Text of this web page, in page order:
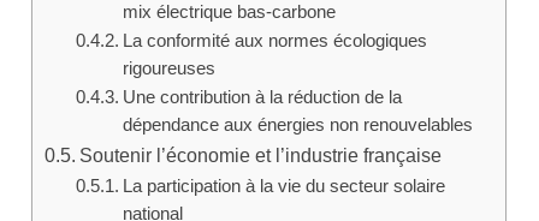
mix électrique bas-carbone
La conformité aux normes écologiques
rigoureuses
Une contribution à la réduction de la
dépendance aux énergies non renouvelables
Soutenir l’économie et l’industrie française
La participation à la vie du secteur solaire
national